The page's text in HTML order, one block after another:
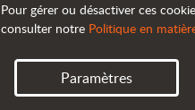
Pour gérer ou désactiver ces
consulter notre Politique en
Paramètres